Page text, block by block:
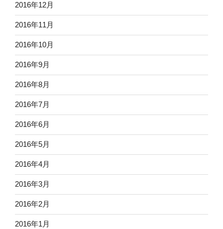
2016年12月
2016年11月
2016年10月
2016年9月
2016年8月
2016年7月
2016年6月
2016年5月
2016年4月
2016年3月
2016年2月
2016年1月